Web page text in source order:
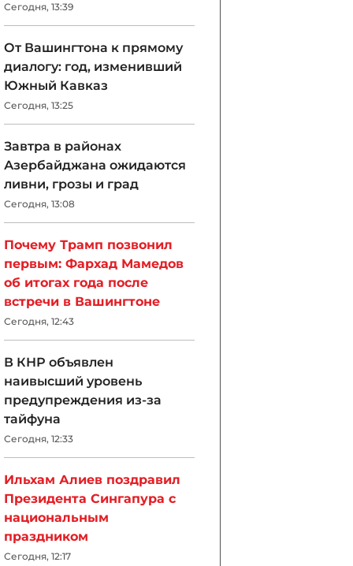
Сегодня, 13:39
От Вашингтона к прямому
диалогу: год, изменивший
Южный Кавказ
Сегодня, 13:25
Завтра в районах
Азербайджана ожидаются
ливни, грозы и град
Сегодня, 13:08
Почему Трамп позвонил
первым: Фархад Мамедов
об итогах года после
встречи в Вашингтоне
Сегодня, 12:43
В КНР объявлен
наивысший уровень
предупреждения из-за
тайфуна
Сегодня, 12:33
Ильхам Алиев поздравил
Президента Сингапура с
национальным
праздником
Сегодня, 12:17